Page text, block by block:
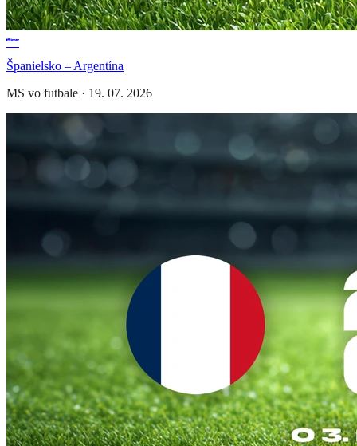
Španielsko – Argentína
MS vo futbale · 19. 07. 2026